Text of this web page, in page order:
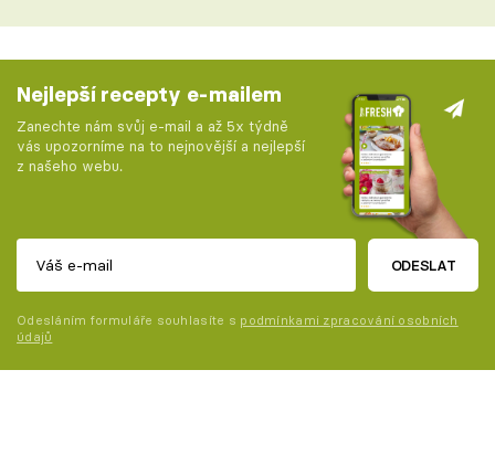
Nejlepší recepty e-mailem
Zanechte nám svůj e-mail a až 5x týdně
vás upozorníme na to nejnovější a nejlepší
z našeho webu.
ODESLAT
Odesláním formuláře souhlasíte s podmínkami zpracování osobních
údajů